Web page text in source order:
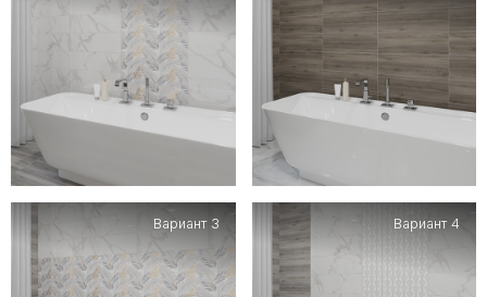
Вариант 3 Вариант 4